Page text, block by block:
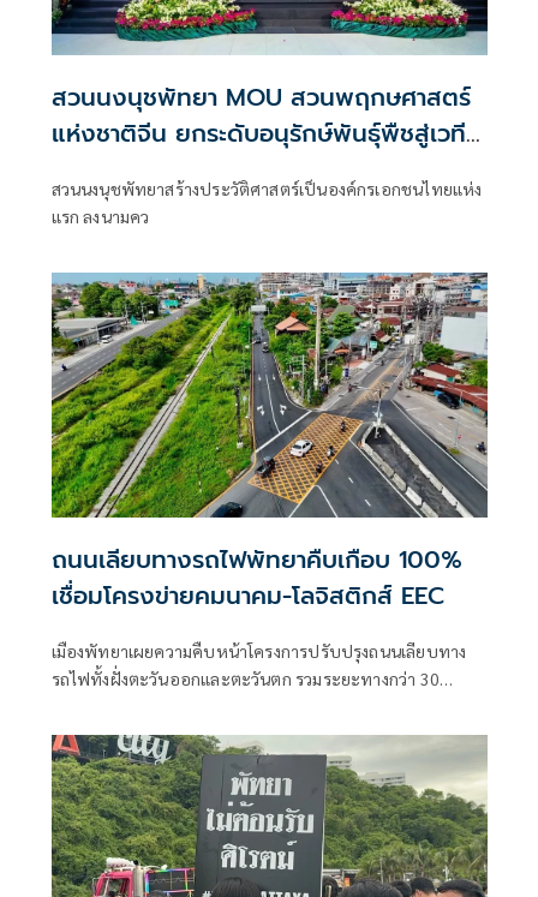
สวนนงนุชพัทยา MOU สวนพฤกษศาสตร์
แห่งชาติจีน ยกระดับอนุรักษ์พันธุ์พืชสู่เวที
สวนนงนุชพัทยาสร้างประวัติศาสตร์เป็นองค์กรเอกชนไทยแห่ง
แรก ลงนามคว
ถนนเลียบทางรถไฟพัทยาคืบเกือบ 100%
เชื่อมโครงข่ายคมนาคม-โลจิสติกส์ EEC
เมืองพัทยาเผยความคืบหน้าโครงการปรับปรุงถนนเลียบทาง
รถไฟทั้งฝั่งตะวันออกและตะวันตก รวมระยะทางกว่า 30